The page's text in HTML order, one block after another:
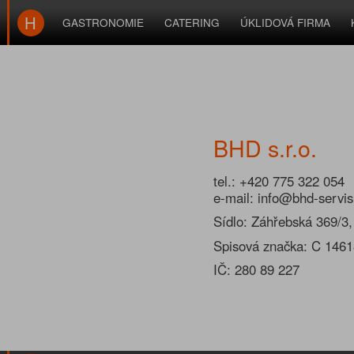
H GASTRONOMIE CATERING ÚKLIDOVÁ FIRMA
BHD s.r.o.
tel.: +420 775 322 054
e-mail: info@bhd-
Sídlo: Záhřebská 369/
Spisová značka: C
IČ: 280 89 227